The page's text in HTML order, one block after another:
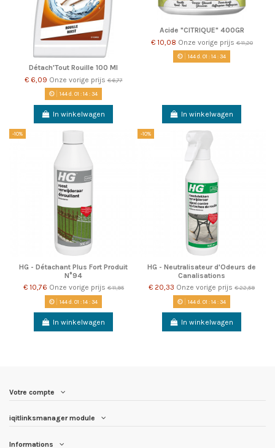
Détach'Tout Rouille 100 Ml
€ 6,09 Onze vorige prijs€ 6,77
144d. 01 :14:34
In winkelwagen
Acide "CITRIQUE" 400GR
€ 10,08 Onze vorige prijs€ 11,20
144d. 01 :14:34
In winkelwagen
-10%
HG - Détachant Plus Fort Produit
N°94
€ 10,76 Onze vorige prijs€ 11,95
144d. 01 :14:34
In winkelwagen
-10%
HG - Neutralisateur d'Odeurs de
Canalisations
€ 20,33 Onze vorige prijs € 22,59
144d. 01 :14:34
In winkelwagen
Votre compte
iqitlinksmanager module
Informations